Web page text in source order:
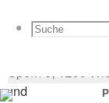
Suche
Suchen
125
und
nach:
Sporn 9, 1200
Zurück